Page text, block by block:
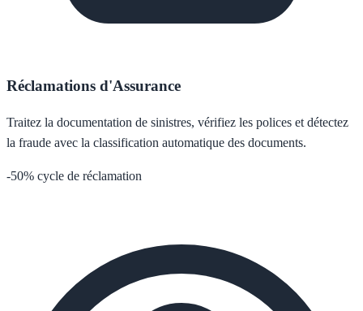
Réclamations d'Assurance
Traitez la documentation de sinistres, vérifiez les polices et détectez
la fraude avec la classification automatique des documents.
-50% cycle de réclamation